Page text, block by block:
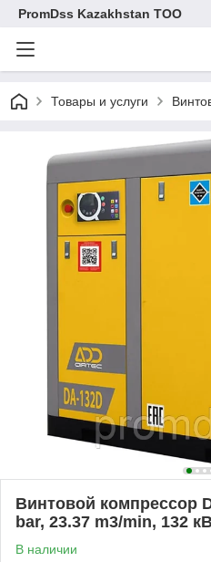
PromDss Kazakhstan TOO
Товары и услуги
Винтовой компрессор
bar, 23.37 m3/min, 132
В наличии